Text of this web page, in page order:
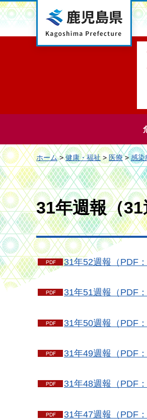
鹿児島県
ホーム>健康・福祉>医療>感染
31年週報（
31年52週報（PDF：
31年51週報（PDF：
31年50週報（PDF：
31年49週報（PDF：
31年48週報（PDF：
31年47週報（PDF：